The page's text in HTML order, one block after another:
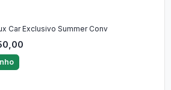
Car Exclusivo Summer Conv